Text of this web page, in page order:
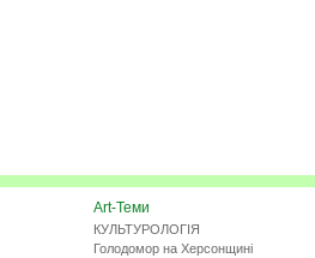
Art-Теми
КУЛЬТУРОЛОГІЯ
Голодомор на Херсонщині